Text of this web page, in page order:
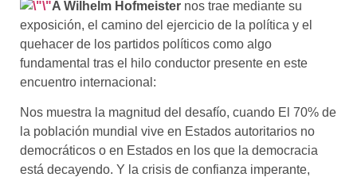
A Wilhelm Hofmeister nos trae mediante su
exposición, el camino del ejercicio de la política y el
quehacer de los partidos políticos como algo
fundamental tras el hilo conductor presente en este
encuentro internacional:
Nos muestra la magnitud del desafío, cuando El 70% de
la población mundial vive en Estados autoritarios no
democráticos o en Estados en los que la democracia
está decayendo. Y la crisis de confianza imperante,